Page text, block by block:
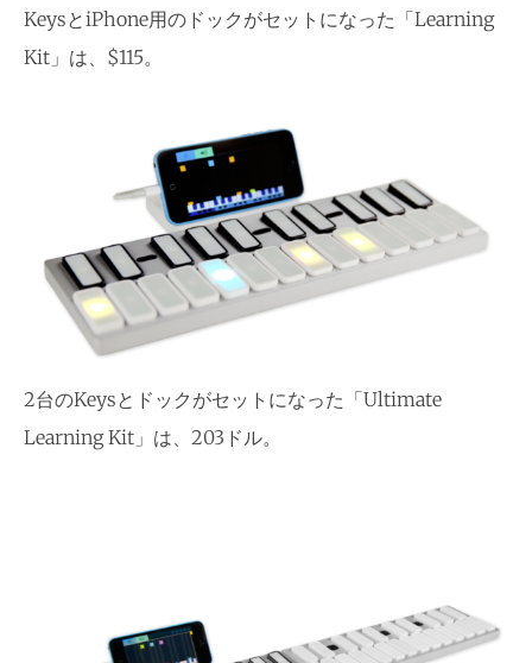
KeysとiPhone用のドックがセットになった「Learning
Kit」は、$115。
2台のKeysとドックがセットになった「Ultimate
Learning Kit」は、203ドル。